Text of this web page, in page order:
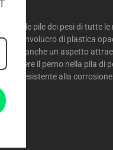
le pile dei pesi di tutte
un involucro di plastica
offre anche un aspetto
scorrere il perno nella pila di
resistente alla corrosione.